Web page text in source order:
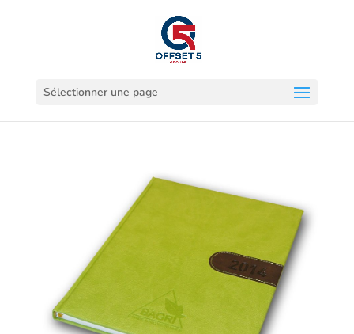
Sélectionner une page